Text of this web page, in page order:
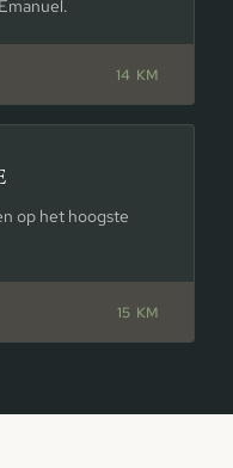
14 KM
op het hoogste
15 KM